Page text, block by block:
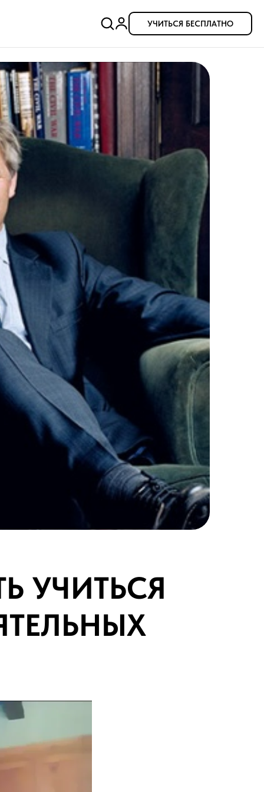
УЧИТЬСЯ БЕСПЛАТНО
УЧИТЬСЯ